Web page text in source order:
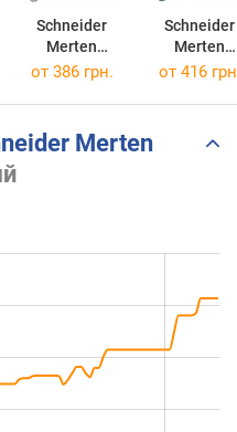
Schneider
Merten
MTN2301-0319
Schneider
Merten
MTN2301-
от 386 грн. от 416
Merten